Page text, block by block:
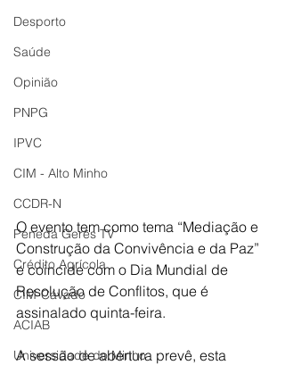
Desporto
Saúde
Opinião
PNPG
IPVC
CIM - Alto Minho
CCDR-N
Peneda Gerês TV
Crédito Agrícola
CIM-Cávado
ACIAB
Universidade do Minho
O evento tem como tema “Mediação e
Construção da Convivência e da Paz”
e coincide com o Dia Mundial de
Resolução de Conflitos, que é
assinalado quinta-feira.
A sessão de abertura prevê, esta